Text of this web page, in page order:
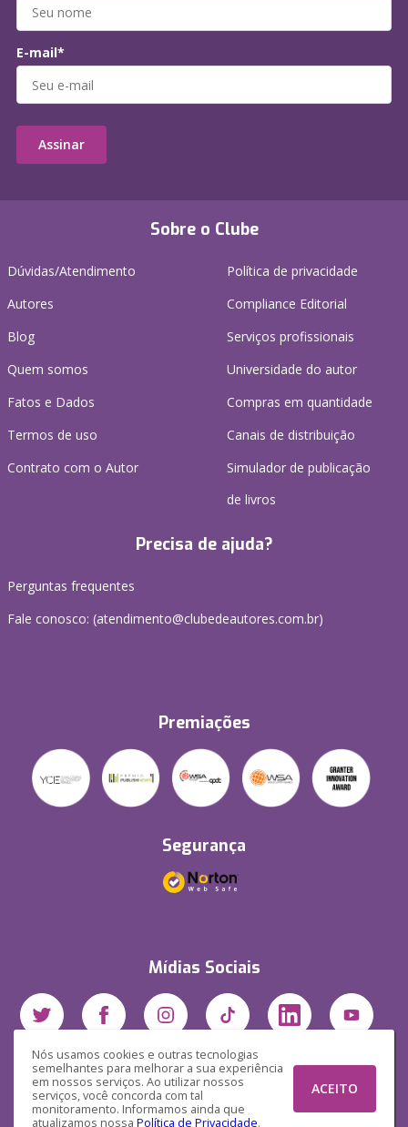
Nós usamos cookies e outras tecnologias
semelhantes para melhorar a sua experiência
em nossos serviços. Ao utilizar nossos
serviços, você concorda com tal
monitoramento. Informamos ainda que
atualizamos nossa Política de Privacidade.
ACEITO
Sobre o Clube
Dúvidas/Atendimento
Autores
Blog
Quem somos
Fatos e Dados
Termos de uso
Contrato com o Autor
Política de privacidade
Compliance Editorial
Serviços profissionais
Universidade do autor
Compras em quantidade
Canais de distribuição
Simulador de publicação
de livros
Precisa de ajuda?
Perguntas frequentes
Fale conosco: (atendimento@clubedeautores.com.br)
Premiações
Segurança
Mídias Sociais
E-mail*
Assinar